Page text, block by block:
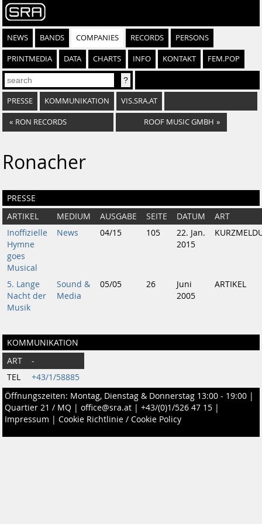
NEWS BANDS COMPANIES RECORDS PERSONS
PRINTMEDIA DATA CHARTS INFO KONTAKT FEM.POP
PRESSE KOMMUNIKATION VIS.SRA.AT
« RON RECORDS ROOF MUSIC GMBH »
Ronacher
PRESSE
ARTIKEL MEDIUM AUSGABE SEITE DATUM
ART
Inoffizielle
Hymne
goes
Musical
News 04/15 105
22. Jan.
2015
5. Lange
Nacht der
Musik
Sound &
Media
05/05 26
Juni
2005
ARTIKEL
KOMMUNIKATION
ART
-
TEL
+43/1/58885
Öffnungszeiten: Montag, Dienstag & Donnerstag 13:00 - 19:00 |
Quartier 21 / MQ | office@sra.at | +43/(0)1/526 47 15 |
Impressum | Cookie Richtlinie / Cookie Policy